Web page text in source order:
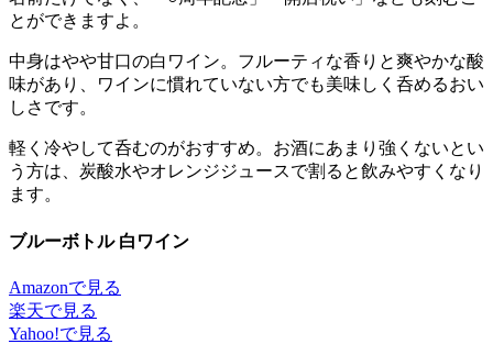
とができますよ。
中身はやや甘口の白ワイン。フルーティな香りと爽やかな酸
味があり、ワインに慣れていない方でも美味しく呑めるおい
しさです。
軽く冷やして呑むのがおすすめ。お酒にあまり強くないとい
う方は、炭酸水やオレンジジュースで割ると飲みやすくなり
ます。
ブルーボトル 白ワイン
Amazonで見る
楽天で見る
Yahoo!で見る